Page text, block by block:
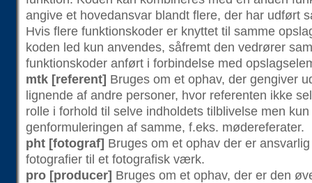
angive et hovedansvar blandt flere, der har udført
Hvis flere funktionskoder er knyttet til samme
koden led kun anvendes, såfremt den vedrører
funktionskoder anført i forbindelse med
mtk [referent] Bruges om et ophav, der gengiver
lignende af andre personer, hvor referenten ikke
rolle i forhold til selve indholdets tilblivelse men
genformuleringen af samme, f.eks. mødereferater.
pht [fotograf] Bruges om et ophav der er
fotografier til et fotografisk værk.
pro [producer] Bruges om et ophav, der er den